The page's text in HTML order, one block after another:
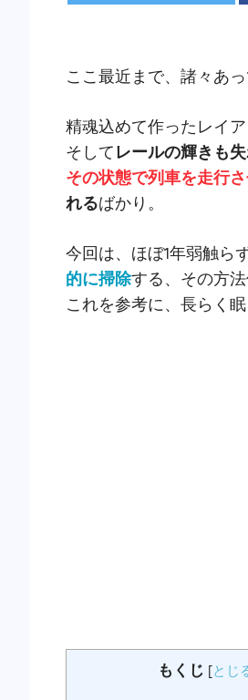
ここ最近まで、諸々あ
精魂込めて作ったレイ
そしてレールの輝きも
その状態で列車を走行
れるばかり。
今回は、ほぼ1年弱触ら
的に掃除する、その方
これを参考に、長らく
もくじ [とじ